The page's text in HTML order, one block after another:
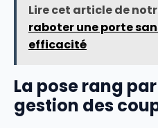
Lire cet article de
raboter une porte
efficacité
La pose rang
gestion des